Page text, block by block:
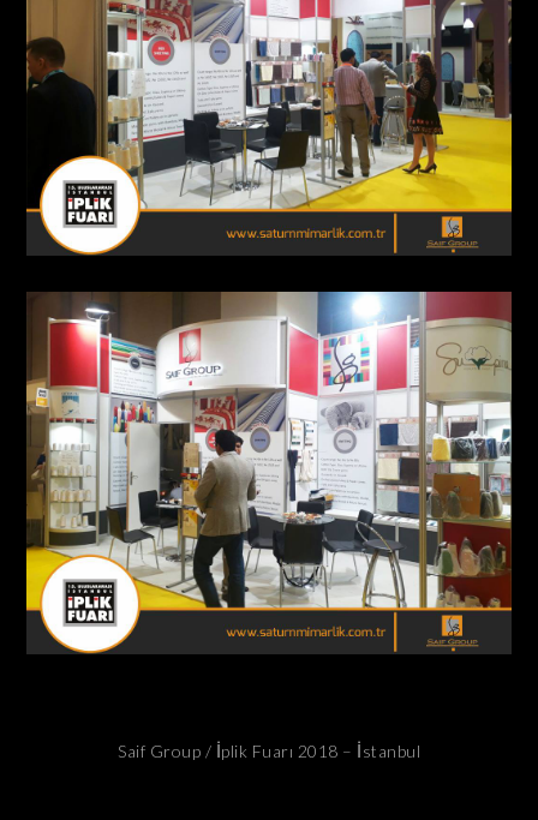
Saif Group / İplik Fuarı 2018 – İstanbul